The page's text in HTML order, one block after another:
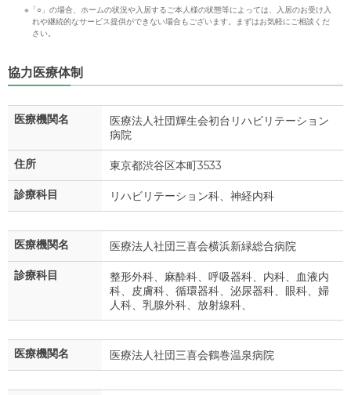
※「○」の場合、ホームの状況や入居するご本人様の状態等によっては、入居のお受け入
れや継続的なサービス提供ができない場合もございます。まずはお気軽にご相談くだ
さい。
協力医療体制
医療機関名
医療法人社団輝生会初台リハビリテーション
病院
住所 東京都渋谷区本町3533
診療科目 リハビリテーション科、神経内科
医療機関名 医療法人社団三喜会横浜新緑総合病院
診療科目
整形外科、麻酔科、呼吸器科、内科、血液内
科、皮膚科、循環器科、泌尿器科、眼科、婦
人科、乳腺外科、放射線科、
医療機関名 医療法人社団三喜会鶴巻温泉病院